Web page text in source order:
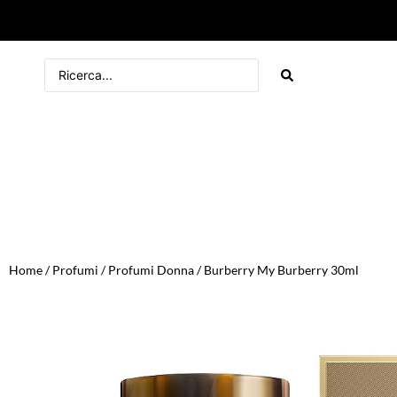
Home/Profumi /Profumi Donna/ Burberry My Burberry 30ml